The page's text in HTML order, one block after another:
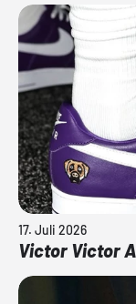
17. Juli 2026
Victor Victor